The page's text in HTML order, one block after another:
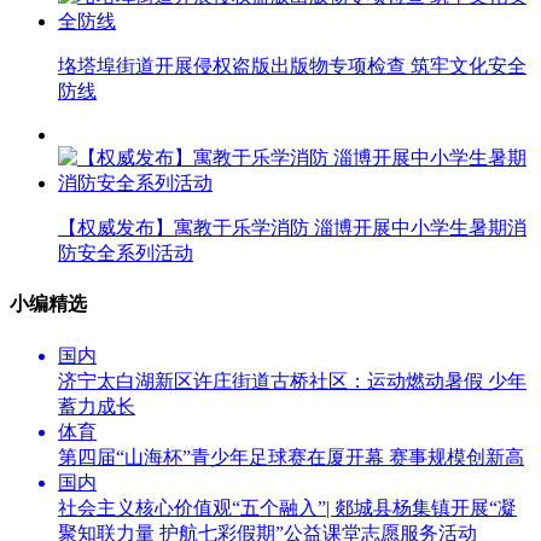
垎塔埠街道开展侵权盗版出版物专项检查 筑牢文化安全
防线
【权威发布】寓教于乐学消防 淄博开展中小学生暑期消
防安全系列活动
小编精选
国内
济宁太白湖新区许庄街道古桥社区：运动燃动暑假 少年
蓄力成长
体育
第四届“山海杯”青少年足球赛在厦开幕 赛事规模创新高
国内
社会主义核心价值观“五个融入”| 郯城县杨集镇开展“凝
聚知联力量 护航七彩假期”公益课堂志愿服务活动